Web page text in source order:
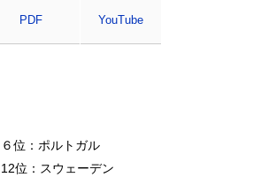
PDF YouTube
６位：ポルトガル
12位：スウェーデン